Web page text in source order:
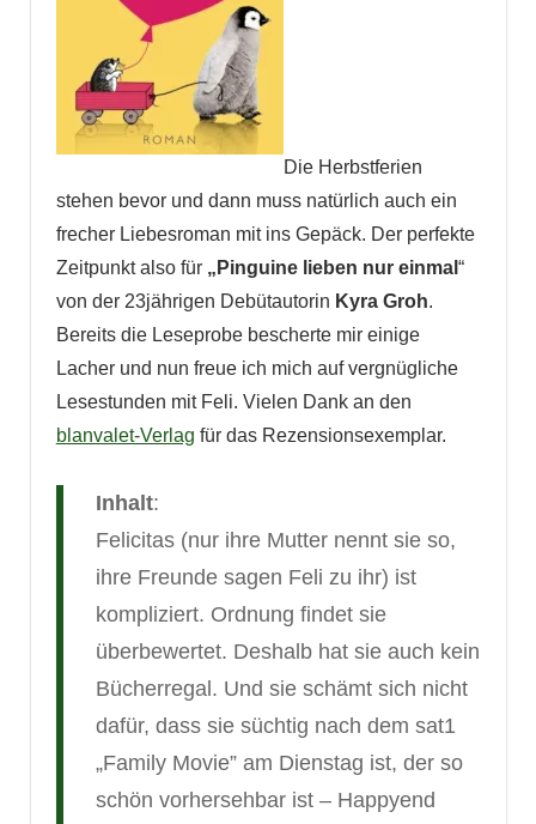
Die Herbstferien
stehen bevor und dann muss natürlich auch ein
frecher Liebesroman mit ins Gepäck. Der perfekte
Zeitpunkt also für „Pinguine lieben nur einmal “
von der 23jährigen Debütautorin Kyra Groh.
Bereits die Leseprobe bescherte mir einige
Lacher und nun freue ich mich auf vergnügliche
Lesestunden mit Feli. Vielen Dank an den
blanvalet-Verlag für das Rezensionsexemplar.
Inhalt:
Felicitas (nur ihre Mutter nennt sie so,
ihre Freunde sagen Feli zu ihr) ist
kompliziert. Ordnung findet sie
überbewertet. Deshalb hat sie auch kein
Bücherregal. Und sie schämt sich nicht
dafür, dass sie süchtig nach dem sat1
„Family Movie” am Dienstag ist, der so
schön vorhersehbar ist – Happyend